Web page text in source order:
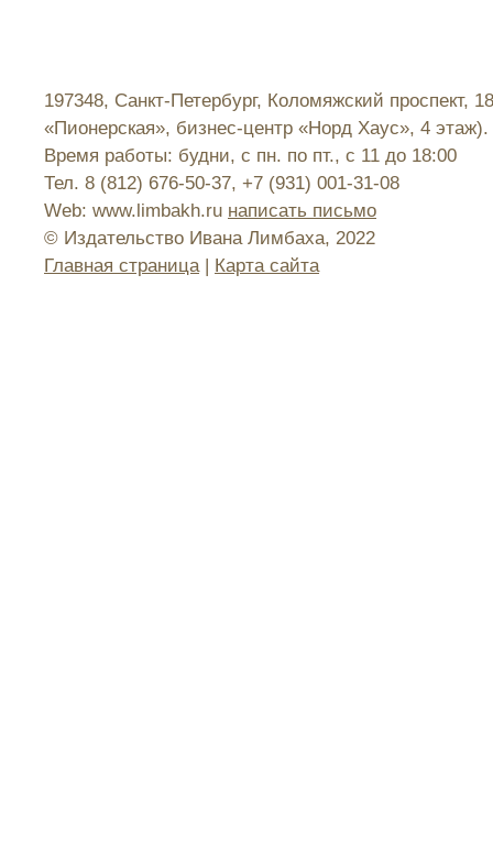
197348, Санкт-Петербург, Коломяжский
«Пионерская», бизнес-центр «Норд Хаус», 4 этаж).
Время работы: будни, с пн. по пт., с 11 до 18:00
Тел. 8 (812) 676-50-37, +7 (931) 001-31-08
Web: www.limbakh.ru написать письмо
© Издательство Ивана Лимбаха, 2022
Главная страница| Карта сайта